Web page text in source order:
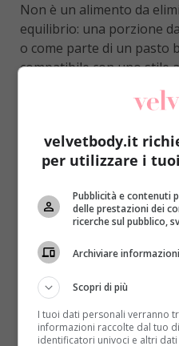
Non è un alimento da
equilibrio: una porzione
o come parte di un pasto
compatibile con uno stile
ricchezza di grassi la
aiutare a non esagerare
Mozzarella di
intolleranza al
Chi è sensibile al lattosio
mangiare la mozzarella di
dipende dal grado di
formaggio fresco, la
ancora una quantità
formaggio stagionato,
tempo. Se la tua
porzione potrebbe
velvetbody.it
per utilizzare i
Pubblicità e contenuti
delle prestazioni dei
ricerche sul pubblico,
Archiviare
Scopri di più
I tuoi dati personali verranno
informazioni raccolte dal tuo
identificatori univoci e altri